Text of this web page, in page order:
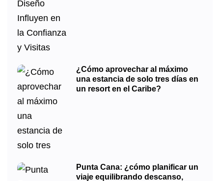
¿Cómo aprovechar al máximo
una estancia de solo tres días en
un resort en el Caribe?
Punta Cana: ¿cómo planificar un
viaje equilibrando descanso,